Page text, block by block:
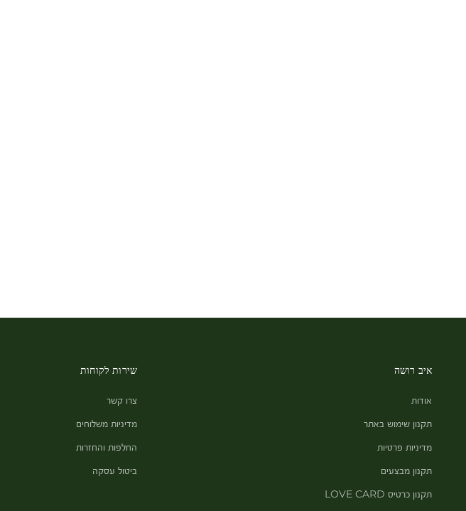
איב רושה
אודות
תקנון שימוש באתר
מדיניות פרטיות
תקנון מבצעים
תקנון כרטיס LOVE CARD
שירות לקוחות
צרו קשר
מדיניות משלוחים
החלפות והחזרות
ביטול עסקה